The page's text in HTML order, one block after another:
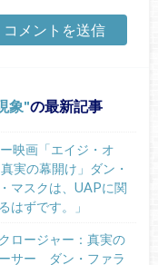
象 の最新記事
映画「エイジ・オ
実の幕開け」ダン・
マスクは、UAPに関
はずです。」
ロージャー：真実の
サー ダン・ファラ